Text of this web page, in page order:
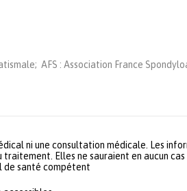
AFS : Association France
ni une consultation médicale. Les
Elles ne sauraient en aucun
de santé compétent